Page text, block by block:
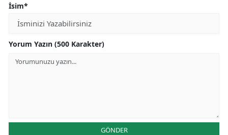
İsim*
Yorum Yazın (500 Karakter)
GÖNDER